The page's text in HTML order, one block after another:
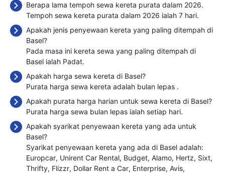
Berapa lama tempoh sewa kereta purata dalam 2026.
Tempoh sewa kereta purata dalam 2026 ialah 7 hari.
Apakah jenis penyewaan kereta yang paling ditempah di
Basel?
Pada masa ini kereta sewa yang paling ditempah di
Basel ialah Padat.
Apakah harga sewa kereta di Basel?
Purata harga sewa kereta adalah bulan lepas .
Apakah purata harga harian untuk sewa kereta di Basel?
Purata harga sewa bulan lepas ialah setiap hari.
Apakah syarikat penyewaan kereta yang ada untuk
Basel?
Syarikat penyewaan kereta yang ada di Basel adalah:
Europcar Unirent Car Rental Budget Alamo Hertz Sixt
Thrifty Flizzr Dollar Rent a Car Enterprise Avis